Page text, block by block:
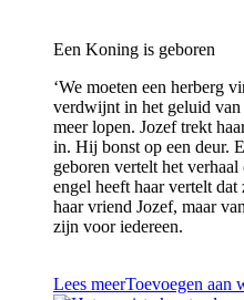
Een Koning is geboren
‘We moeten een herberg
verdwijnt in het geluid
meer lopen. Jozef trekt
in. Hij bonst op een deur.
geboren vertelt het
engel heeft haar vertelt
haar vriend Jozef, maar
zijn voor iedereen.
Lees meerToevoegen aan